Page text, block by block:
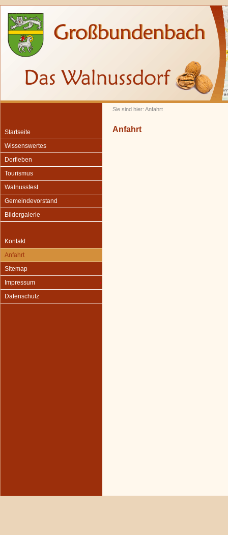
Sie sind hier: Anfahrt
Startseite
Wissenswertes
Dorfleben
Tourismus
Walnussfest
Gemeindevorstand
Bildergalerie
Kontakt
Anfahrt
Sitemap
Impressum
Datenschutz
Anfahrt